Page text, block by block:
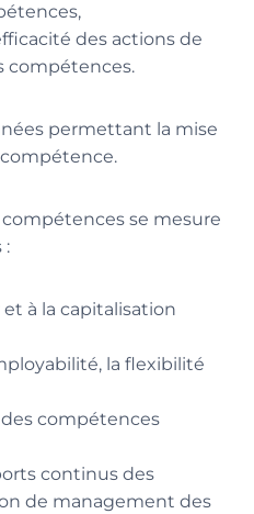
des actions de
compétences.
permettant la mise
se mesure
:
à la capitalisation
la flexibilité
compétences
continus des
de management des